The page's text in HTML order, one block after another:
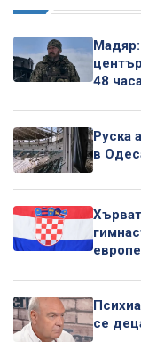
48
Руска
в
се